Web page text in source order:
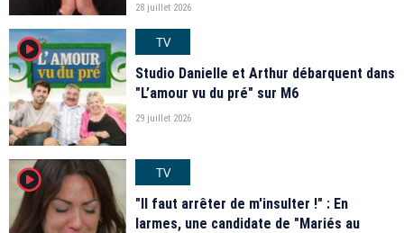
28 juillet 2026
player2
TV
Studio Danielle et Arthur débarquent dans
"L’amour vu du pré" sur M6
29 juillet 2026
player2
TV
"Il faut arrêter de m'insulter !" : En
larmes, une candidate de "Mariés au